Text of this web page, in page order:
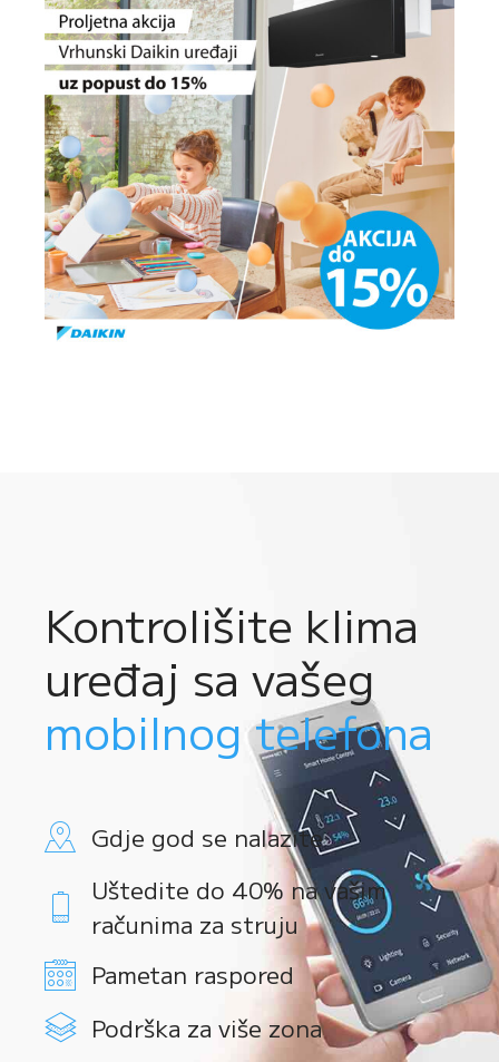
Kontrolišite klima
uređaj sa vašeg
mobilnog telefona
Gdje god se nalazite
Uštedite do 40% na vašim
računima za struju
Pametan raspored
Podrška za više zona